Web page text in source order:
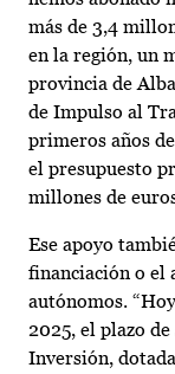
más de 3,4
en la región, un
provincia de
de Impulso al
primeros años
el presupuesto
millones de
Ese apoyo
financiación o el
autónomos.
2025, el plazo
Inversión,